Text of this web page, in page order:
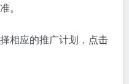
。
相应的推广计划， 点击